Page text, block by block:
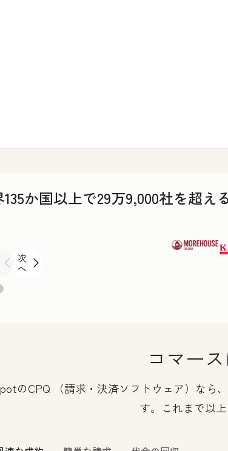
135か国以上で29万9,000社を超
次
へ
コマー
のCPQ （請求・決済ソフトウェア）なら
す。これまで以